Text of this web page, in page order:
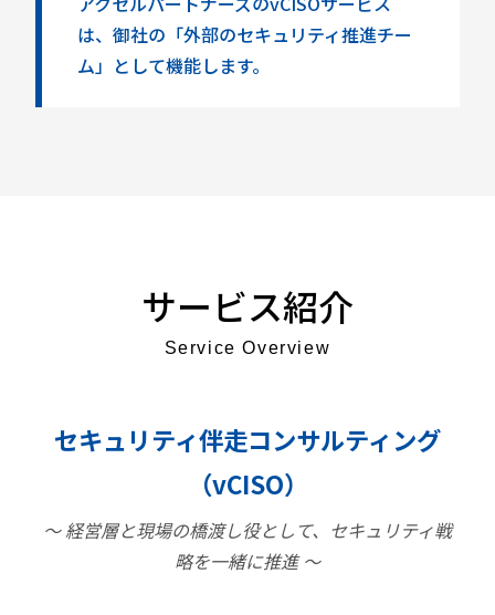
は、御社の「外部のセキュリティ推進チー
ム」として機能します。
サービス紹介
Service Overview
セキュリティ伴走コンサルティング
（vCISO）
〜 経営層と現場の橋渡し役として、セキュリティ戦
略を一緒に推進 〜